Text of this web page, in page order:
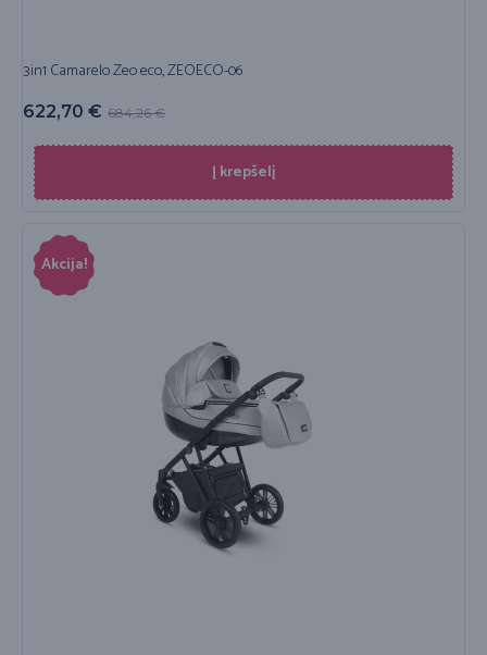
3in1 Camarelo Zeo eco, ZEOECO-06
684,26€
622,70 €
Į krepšelį
Akcija!